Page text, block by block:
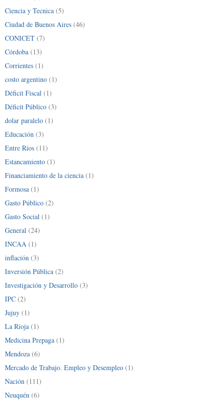
Ciencia y Tecnica (5)
Ciudad de Buenos Aires (46)
CONICET (7)
Córdoba (13)
Corrientes (1)
costo argentino (1)
Déficit Fiscal (1)
Déficit Público (3)
dolar paralelo (1)
Educación (3)
Entre Ríos (11)
Estancamiento (1)
Financiamiento de la ciencia (1)
Formosa (1)
Gasto Público (2)
Gasto Social (1)
General (24)
INCAA (1)
inflación (3)
Inversión Pública (2)
Investigación y Desarrollo (3)
IPC (2)
Jujuy (1)
La Rioja (1)
Medicina Prepaga (1)
Mendoza (6)
Mercado de Trabajo. Empleo y Desempleo (1)
Nación (111)
Neuquén (6)